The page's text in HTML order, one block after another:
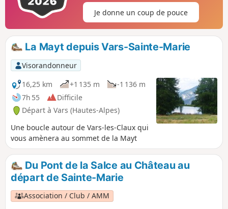
Je donne un coup de pouce
La Mayt depuis Vars-Sainte-Marie
Visorandonneur
16,25 km
+1 135 m
-1 136 m
7h 55
Difficile
Départ à Vars (Hautes-Alpes)
Une boucle autour de Vars-les-Claux qui
vous amènera au sommet de la Mayt
Du Pont de la Salce au Château au
départ de Sainte-Marie
Association / Club / AMM